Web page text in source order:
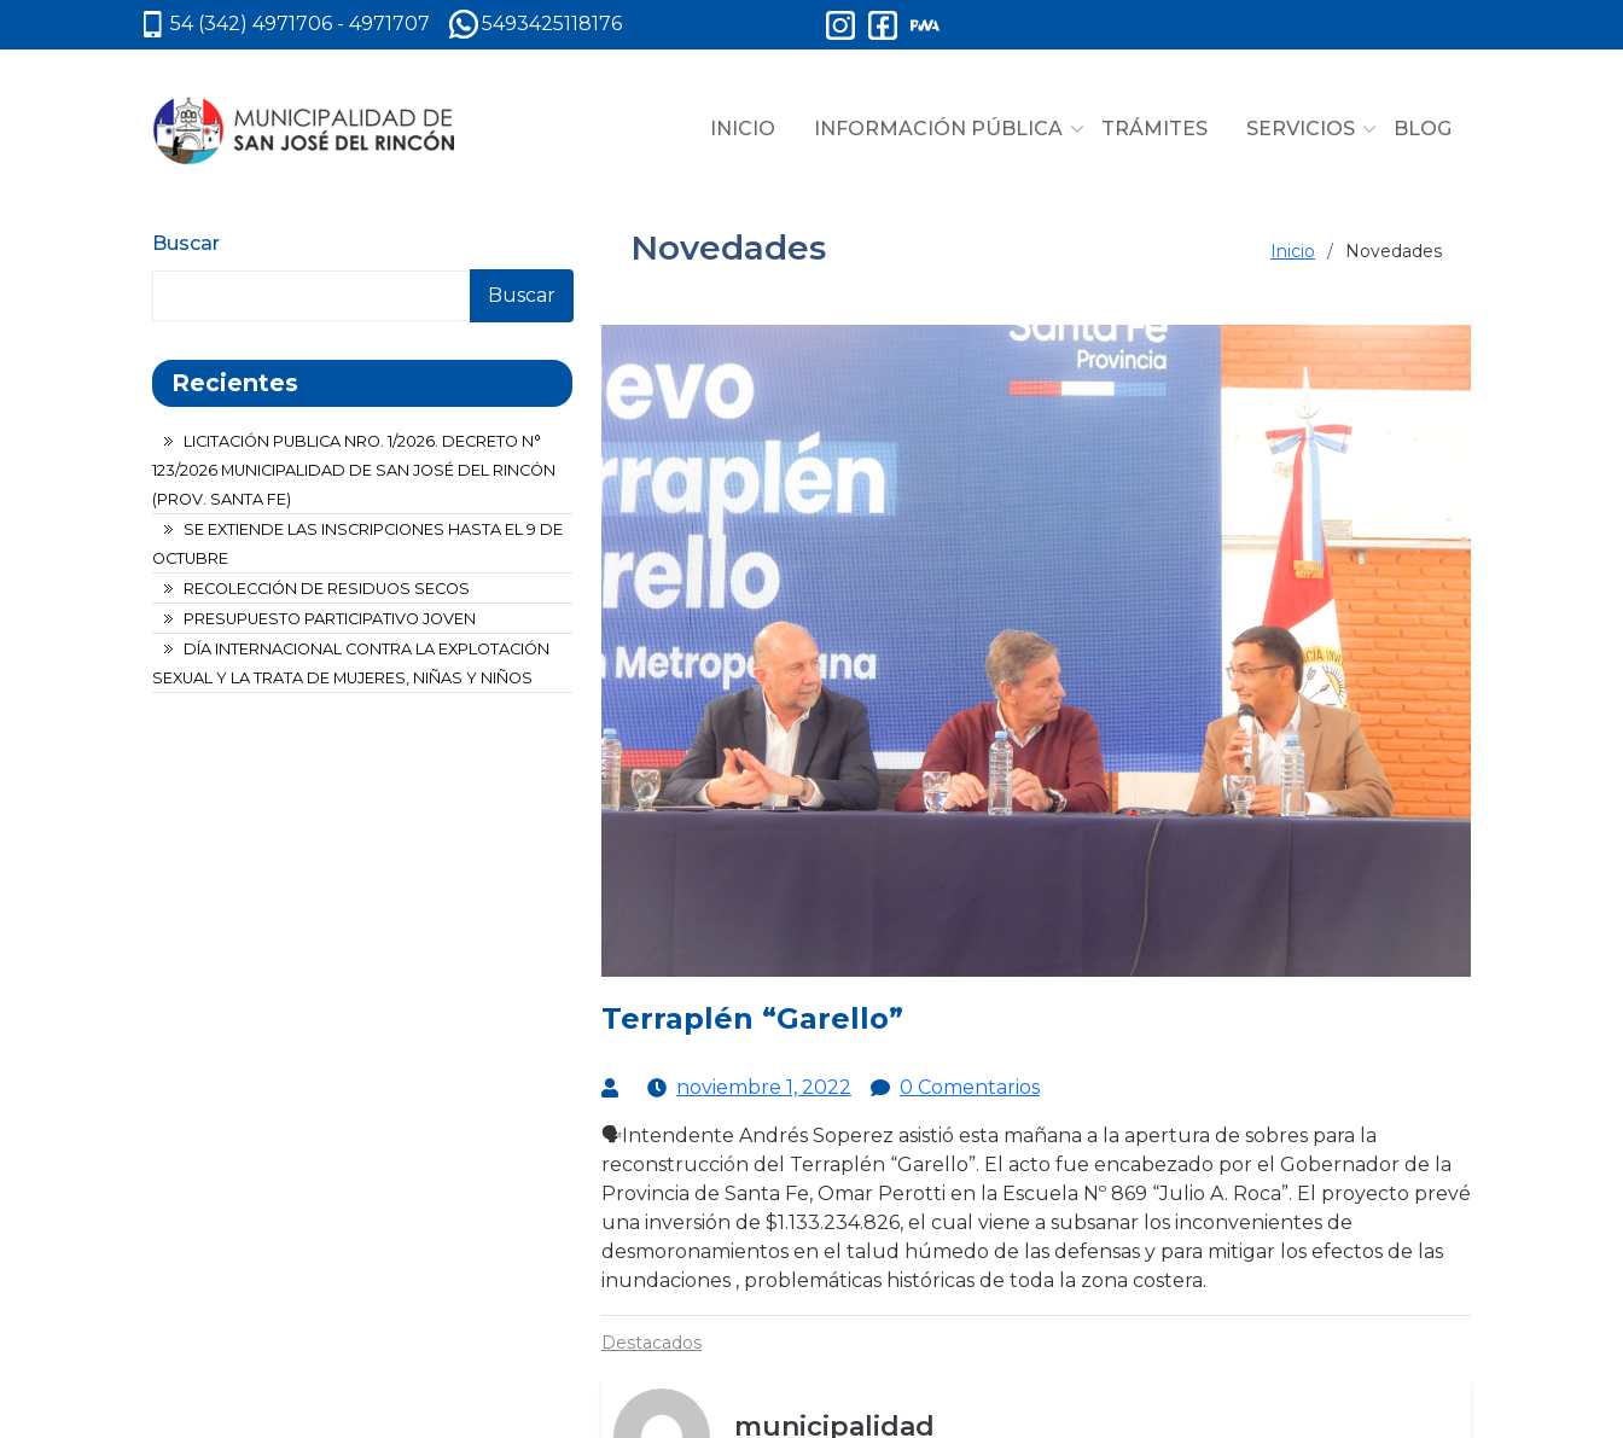
54 (342) 4971706 - 4971707 5493425118176
INICIO INFORMACIÓN PÚBLICA TRÁMITES SERVICIOS BLOG
Buscar
Buscar
Recientes
LICITACIÓN PUBLICA NRO. 1/2026. DECRETO N°
123/2026 MUNICIPALIDAD DE SAN JOSÉ DEL RINCÓN
(PROV. SANTA FE)
SE EXTIENDE LAS INSCRIPCIONES HASTA EL 9 DE
OCTUBRE
RECOLECCIÓN DE RESIDUOS SECOS
PRESUPUESTO PARTICIPATIVO JOVEN
DÍA INTERNACIONAL CONTRA LA EXPLOTACIÓN
SEXUAL Y LA TRATA DE MUJERES, NIÑAS Y NIÑOS
Novedades Inicio Novedades
Terraplén “Garello”
noviembre 1, 2022 0 Comentarios
🗣Intendente Andrés Soperez asistió esta mañana a la apertura de sobres para la
reconstrucción del Terraplén “Garello”. El acto fue encabezado por el Gobernador de la
Provincia de Santa Fe, Omar Perotti en la Escuela Nº 869 “Julio A. Roca”. El proyecto prevé
una inversión de $1.133.234.826, el cual viene a subsanar los inconvenientes de
desmoronamientos en el talud húmedo de las defensas y para mitigar los efectos de las
inundaciones , problemáticas históricas de toda la zona costera.
Destacados
municipalidad